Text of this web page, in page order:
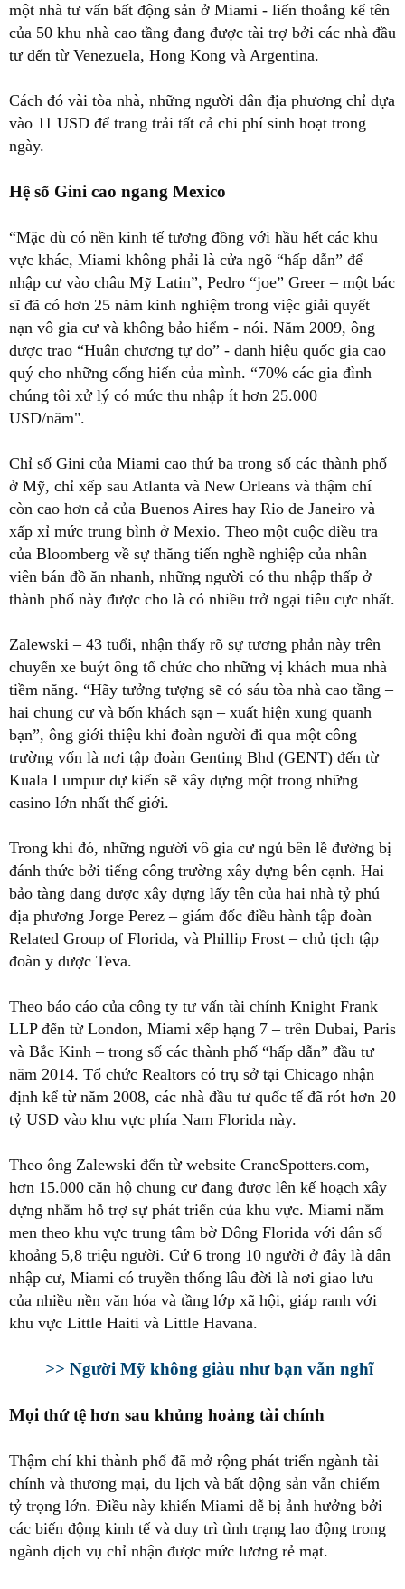
một nhà tư vấn bất động sản ở Miami - liến thoắng kể tên
của 50 khu nhà cao tầng đang được tài trợ bởi các nhà đầu
tư đến từ Venezuela, Hong Kong và Argentina.
Cách đó vài tòa nhà, những người dân địa phương chỉ dựa
vào 11 USD để trang trải tất cả chi phí sinh hoạt trong
ngày.
Hệ số Gini cao ngang Mexico
“Mặc dù có nền kinh tế tương đồng với hầu hết các khu
vực khác, Miami không phải là cửa ngõ “hấp dẫn” để
nhập cư vào châu Mỹ Latin”, Pedro “joe” Greer – một bác
sĩ đã có hơn 25 năm kinh nghiệm trong việc giải quyết
nạn vô gia cư và không bảo hiểm - nói. Năm 2009, ông
được trao “Huân chương tự do” - danh hiệu quốc gia cao
quý cho những cống hiến của mình. “70% các gia đình
chúng tôi xử lý có mức thu nhập ít hơn 25.000
USD/năm".
Chỉ số Gini của Miami cao thứ ba trong số các thành phố
ở Mỹ, chỉ xếp sau Atlanta và New Orleans và thậm chí
còn cao hơn cả của Buenos Aires hay Rio de Janeiro và
xấp xỉ mức trung bình ở Mexio. Theo một cuộc điều tra
của Bloomberg về sự thăng tiến nghề nghiệp của nhân
viên bán đồ ăn nhanh, những người có thu nhập thấp ở
thành phố này được cho là có nhiều trở ngại tiêu cực nhất.
Zalewski – 43 tuổi, nhận thấy rõ sự tương phản này trên
chuyến xe buýt ông tổ chức cho những vị khách mua nhà
tiềm năng. “Hãy tưởng tượng sẽ có sáu tòa nhà cao tầng –
hai chung cư và bốn khách sạn – xuất hiện xung quanh
bạn”, ông giới thiệu khi đoàn người đi qua một công
trường vốn là nơi tập đoàn Genting Bhd (GENT) đến từ
Kuala Lumpur dự kiến sẽ xây dựng một trong những
casino lớn nhất thế giới.
Trong khi đó, những người vô gia cư ngủ bên lề đường bị
đánh thức bởi tiếng công trường xây dựng bên cạnh. Hai
bảo tàng đang được xây dựng lấy tên của hai nhà tỷ phú
địa phương Jorge Perez – giám đốc điều hành tập đoàn
Related Group of Florida, và Phillip Frost – chủ tịch tập
đoàn y dược Teva.
Theo báo cáo của công ty tư vấn tài chính Knight Frank
LLP đến từ London, Miami xếp hạng 7 – trên Dubai, Paris
và Bắc Kinh – trong số các thành phố “hấp dẫn” đầu tư
năm 2014. Tổ chức Realtors có trụ sở tại Chicago nhận
định kể từ năm 2008, các nhà đầu tư quốc tế đã rót hơn 20
tỷ USD vào khu vực phía Nam Florida này.
Theo ông Zalewski đến từ website CraneSpotters.com,
hơn 15.000 căn hộ chung cư đang được lên kế hoạch xây
dựng nhằm hỗ trợ sự phát triển của khu vực. Miami nằm
men theo khu vực trung tâm bờ Đông Florida với dân số
khoảng 5,8 triệu người. Cứ 6 trong 10 người ở đây là dân
nhập cư, Miami có truyền thống lâu đời là nơi giao lưu
của nhiều nền văn hóa và tầng lớp xã hội, giáp ranh với
khu vực Little Haiti và Little Havana.
>> Người Mỹ không giàu như bạn vẫn nghĩ
Mọi thứ tệ hơn sau khủng hoảng tài chính
Thậm chí khi thành phố đã mở rộng phát triển ngành tài
chính và thương mại, du lịch và bất động sản vẫn chiếm
tỷ trọng lớn. Điều này khiến Miami dễ bị ảnh hưởng bởi
các biến động kinh tế và duy trì tình trạng lao động trong
ngành dịch vụ chỉ nhận được mức lương rẻ mạt.